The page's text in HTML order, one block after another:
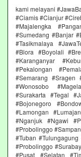
kami melayani
#Ciamis #Cianjur
#Majalengka
#Sumedang #Banjar
#Tasikmalaya
#Blora #Boyolali
#Karanganyar
#Pekalongan
#Semarang #Sragen
#Wonosobo
#Surakarta #Tegal
#Bojonegoro
#Lamongan
#Nganjuk #Ngawi
#Probolinggo
#Tuban
#Probolinggo
#Pusat #Selatan